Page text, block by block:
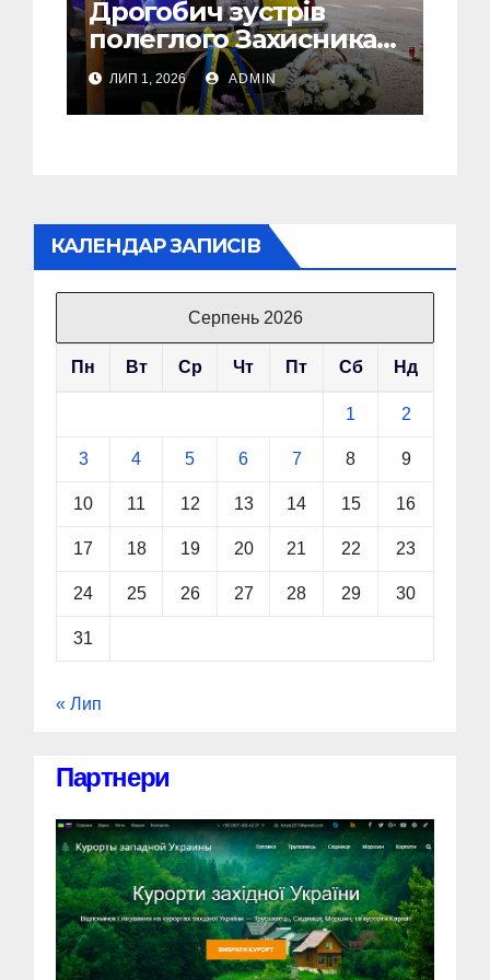
Дрогобич зустрів
полеглого Захисника
Сергія Скірка з
Стебника
ЛИП 1, 2026 ADMIN
КАЛЕНДАР ЗАПИСІВ
Серпень 2026
Пн Вт Ср Чт Пт Сб Нд
1 2
3 4 5 6 7 8 9
10 11 12 13 14 15 16
17 18 19 20 21 22 23
24 25 26 27 28 29 30
31
« Лип
Партнери